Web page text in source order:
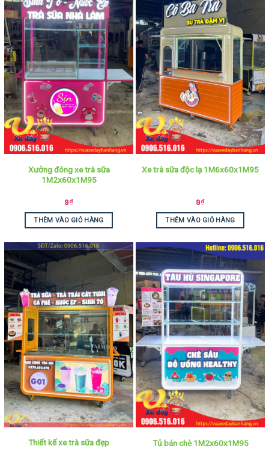
Xưởng đóng xe trà sữa
1M2x60x1M95
9₫
THÊM VÀO GIỎ HÀNG
Xe trà sữa độc lạ 1M6x60x1M95
9₫
THÊM VÀO GIỎ HÀNG
Thiết kế xe trà sữa đẹp
Tủ bán chè 1M2x60x1M95